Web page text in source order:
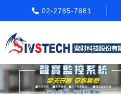
02-2785-7881